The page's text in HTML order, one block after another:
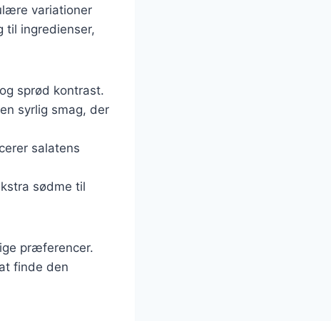
variationer
til ingredienser,
sprød kontrast.
syrlig smag, der
salatens
sødme til
præferencer.
finde den